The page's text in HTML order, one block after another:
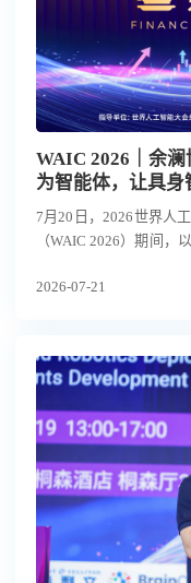
WAIC 2026｜余
为智能体，让具
7月20日，2026世界人
（WAIC 2026）期间，
2026-07-21